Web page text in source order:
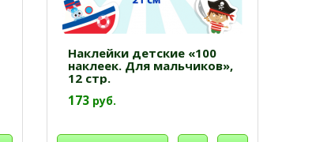
Наклейки детские «100
наклеек. Для мальчиков»,
12 стр.
173 руб.